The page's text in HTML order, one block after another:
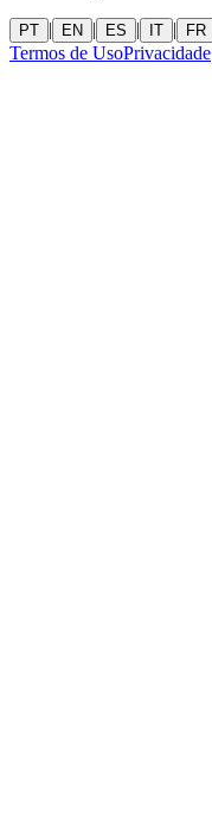
PT | EN | ES | IT | FR
Termos de UsoPrivacidade